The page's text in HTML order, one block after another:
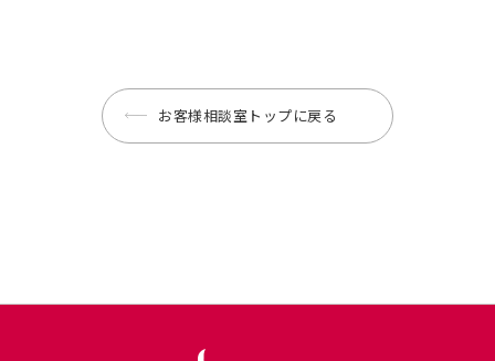
お客様相談室トップに戻る